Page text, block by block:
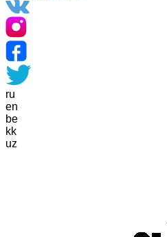
ru
en
be
kk
uz